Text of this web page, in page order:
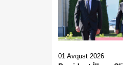
01 Avqust 2026